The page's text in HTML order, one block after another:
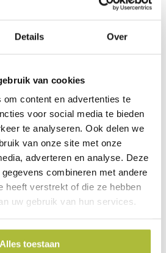
Details Over
van cookies
om content en advertenties te
voor social media te bieden
te analyseren. Ook delen we
van onze site met onze
adverteren en analyse. Deze
combineren met andere
heeft verstrekt of die ze hebben
uw gebruik van hun services.
Alles toestaan
geïmpregneerd dennenhout. De
door een aluminium behuizing met
houten schrootjes (europees
Elba met horizontale latten. Voor
naar onze andere NoiStop